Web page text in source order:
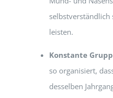
selbstverständlich
leisten.
Konstante
so organisiert,
desselben